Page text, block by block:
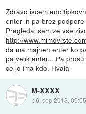
Zdravo iscem eno
enter in pa brez
Pregledal sem ze vse
http://
da ma majhen enter ko
pa velik enter... Pa
ce jo ima kdo. Hvala
M-XXXX
::6. sep 2013, 09:05